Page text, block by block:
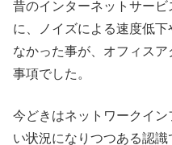
昔のインターネットサー
に、ノイズによる速度低
なかった事が、オフィス
事項でした。
今どきはネットワークイ
い状況になりつつある認